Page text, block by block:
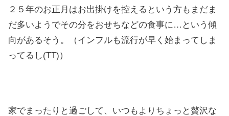
２５年のお正月はお出掛けを控えるという方もまだま
だ多いようでその分をおせちなどの食事に…という傾
向があるそう。（インフルも流行が早く始まってしま
ってるし(TT)）
家でまったりと過ごして、いつもよりちょっと贅沢な